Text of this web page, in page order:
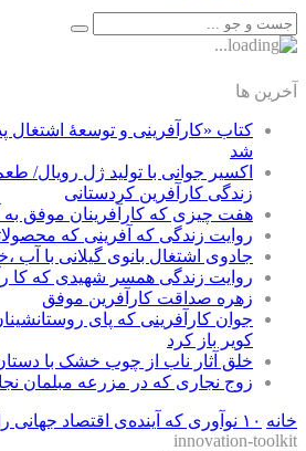
آخرین ها
کتاب «کارآفرینی و توسعۀ اشتغال
شد
اکسیر جوانی با تولید ژل رویال/
زندگی کارآفرین کردستانی
هفت چیزی که کارآفرینان موفق به
روایت زندگی که آفرینی که
جادوی اشتغال بانوی گیلانی با آب
روایت زندگی همسر شهیدی که کا
زهره صداقت کارآفرین موفق
جوان کارآفرینی که پای
کویر باز کرد
خلق آثار ناب از چوب خشک با
زوج نجاری که در مزرعه مبلمان
خانه ۱۰ نوآوری که آینده‌ی اقتصاد جهانی را کاملا تغییر می‌دهند
innovation-toolkit